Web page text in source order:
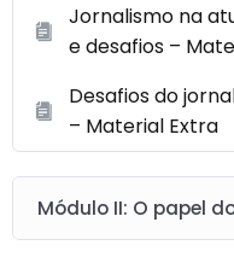
Jornalismo na
e desafios –
Desafios do
– Material Extra
Módulo II: O papel